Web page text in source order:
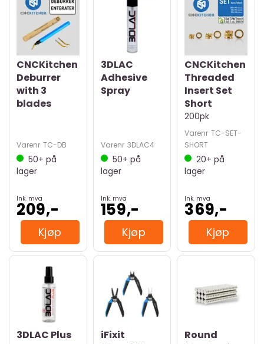
CNCKitchen
Deburrer
with 3
blades
Varenr TC-DB
50+ på
lager
Ink. mva
209,-
Kjøp
3DLAC
Adhesive
Spray
Varenr 3DLAC4
50+ på
lager
Ink. mva
159,-
Kjøp
CNCKitchen
Threaded
Insert Set
Short
200pk
Varenr TC-SET-
SHORT
20+ på
lager
Ink. mva
369,-
Kjøp
3DLAC Plus
iFixit
Round